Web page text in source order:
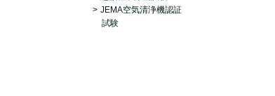
JEMA空気清浄機認証
試験